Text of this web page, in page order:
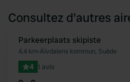
Consultez d'autres
Parkeerplaats skipiste
4,4 km•Älvdalens kommun, Suède
4 1 avis